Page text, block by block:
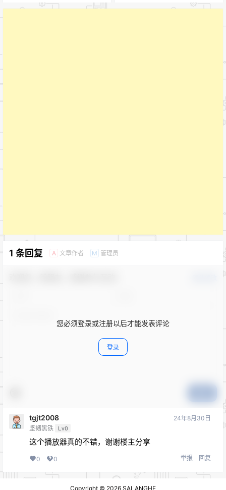
1 条回复 A 文章作者 M 管理员
您必须登录或注册以后才能发表评论
登录
tgjt2008
坚韧黑铁 Lv0
24年8月30日
这个播放器真的不错，谢谢楼主分享
0 0 举报 回复
Copyright © 2026 SALANGHE